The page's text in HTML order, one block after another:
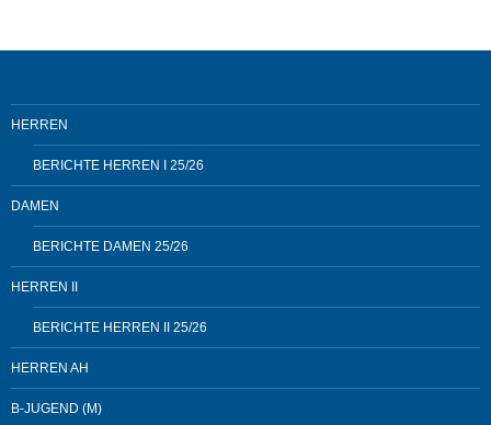
HERREN
BERICHTE HERREN I 25/26
DAMEN
BERICHTE DAMEN 25/26
HERREN II
BERICHTE HERREN II 25/26
HERREN AH
B-JUGEND (M)